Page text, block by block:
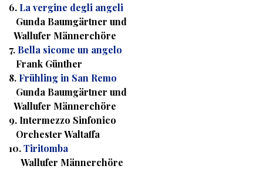
6. La vergine degli angeli
Gunda Baumgärtner und
Wallufer Männerchöre
7. Bella sicome un angelo
Frank Günther
8. Frühling in San Remo
Gunda Baumgärtner und
Wallufer Männerchöre
9. Intermezzo Sinfonico
Orchester Waltaffa
10.Tiritomba
Wallufer Männerchöre